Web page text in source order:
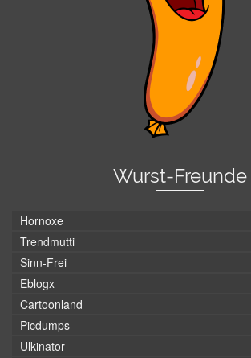
Wurst-Freunde
Hornoxe
Trendmutti
Sinn-Frei
Eblogx
Cartoonland
Picdumps
Ulkinator